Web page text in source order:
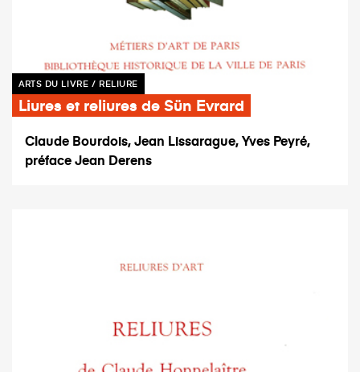
ARTS DU LIVRE / RELIURE
Liures et reliures de Sün Evrard
Claude Bourdois, Jean Lissarague, Yves Peyré,
préface Jean Derens